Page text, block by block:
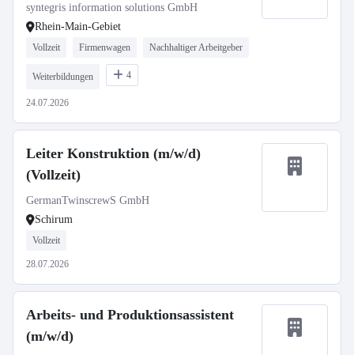
syntegris information solutions GmbH
Rhein-Main-Gebiet
Vollzeit Firmenwagen Nachhaltiger Arbeitgeber
Weiterbildungen 4
24.07.2026
Leiter Konstruktion (m/w/d)
(Vollzeit)
GermanTwinscrewS GmbH
Schirum
Vollzeit
28.07.2026
Arbeits- und Produktionsassistent
(m/w/d)